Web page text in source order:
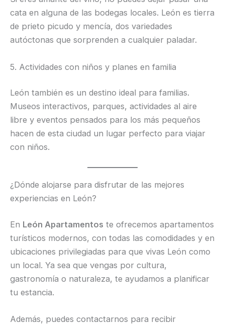
cata en alguna de las bodegas locales. León es tierra
de prieto picudo y mencía, dos variedades
autóctonas que sorprenden a cualquier paladar.
5. Actividades con niños y planes en familia
León también es un destino ideal para familias.
Museos interactivos, parques, actividades al aire
libre y eventos pensados para los más pequeños
hacen de esta ciudad un lugar perfecto para viajar
con niños.
¿Dónde alojarse para disfrutar de las mejores
experiencias en León?
En León Apartamentos te ofrecemos apartamentos
turísticos modernos, con todas las comodidades y en
ubicaciones privilegiadas para que vivas León como
un local. Ya sea que vengas por cultura,
gastronomía o naturaleza, te ayudamos a planificar
tu estancia.
Además, puedes contactarnos para recibir